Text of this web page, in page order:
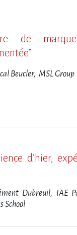
de
Beucler, MSL Group
d​‌’hier,
Dubreuil, IAE
School